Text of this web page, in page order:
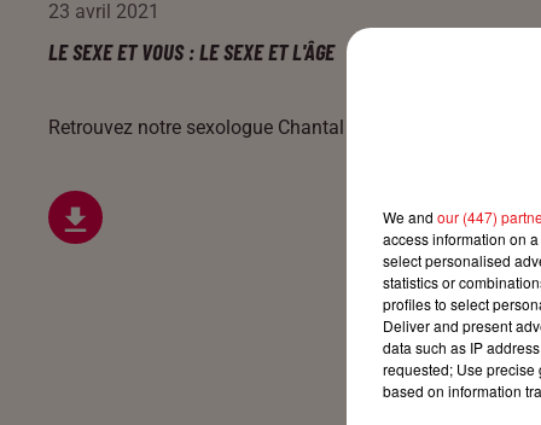
23 avril 2021
LE SEXE ET VOUS : LE SEXE ET L'ÂGE
Retrouvez notre sexologue Chantal Higy Lang tous les
We and our (447)
access information on
select personalised
statistics or
profiles to select
Deliver and present
data such as IP
requested; Use precise
based on information